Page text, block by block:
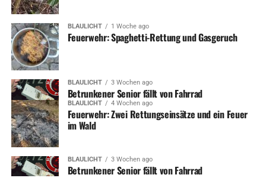
BLAULICHT 1 Woche ago
Feuerwehr: Spaghetti-Rettung und Gasgeruch
BLAULICHT 3 Wochen ago
Betrunkener Senior fällt von Fahrrad
BLAULICHT 4 Wochen ago
Feuerwehr: Zwei Rettungseinsätze und ein Feuer
im Wald
BLAULICHT 3 Wochen ago
Betrunkener Senior fällt von Fahrrad